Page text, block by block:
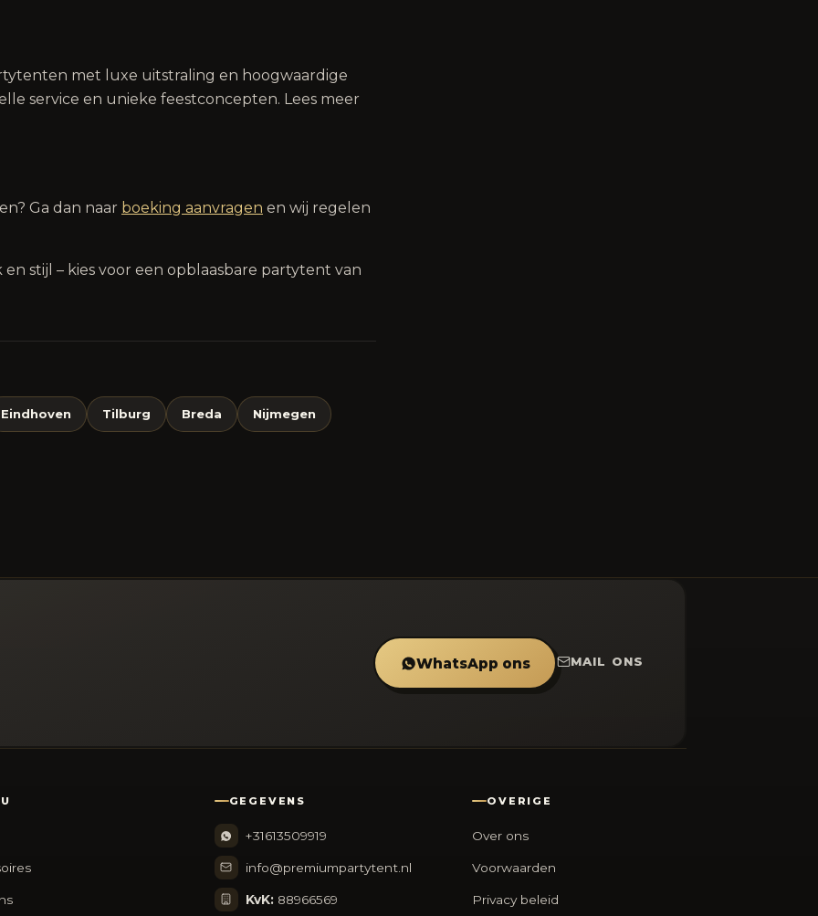
met luxe uitstraling en hoogwaardige
service en unieke feestconcepten. Lees meer
Ga dan naar boeking aanvragen en wij regelen
stijl – kies voor een opblaasbare partytent van
Eindhoven Tilburg Breda Nijmegen
WhatsApp ons MAIL ONS
GEGEVENS
+31613509919
info@premiumpartytent.nl
KvK:88966569
OVERIGE
Over ons
Voorwaarden
Privacy beleid